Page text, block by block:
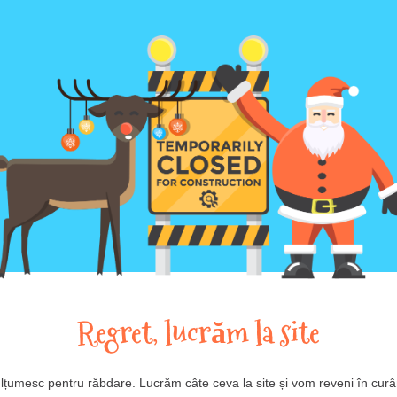
Regret, lucrăm la site
pentru răbdare. Lucrăm câte ceva la site și vom reveni în